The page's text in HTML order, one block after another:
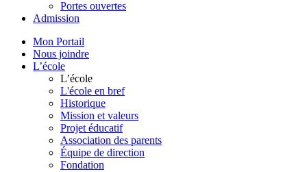
Portes ouvertes
Admission
Mon Portail
Nous joindre
L’école
L’école
L'école en bref
Historique
Mission et valeurs
Projet éducatif
Association des parents
Équipe de direction
Fondation